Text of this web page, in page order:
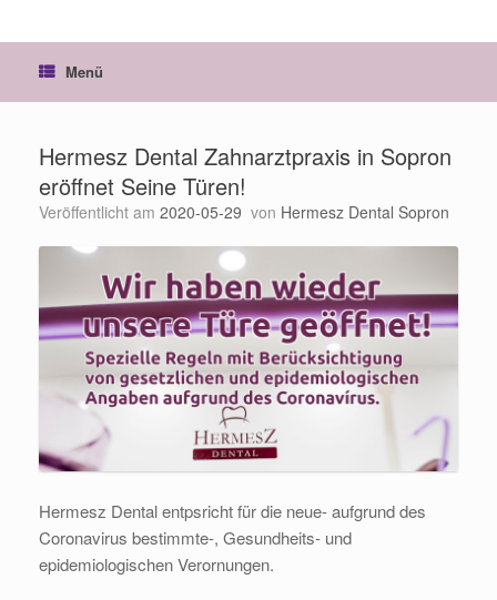
Menü
Hermesz Dental Zahnarztpraxis in Sopron
eröffnet Seine Türen!
Veröffentlicht am 2020-05-29 von Hermesz Dental Sopron
Hermesz Dental entpsricht für die neue- aufgrund des
Coronavirus bestimmte-, Gesundheits- und
epidemiologischen Verornungen.